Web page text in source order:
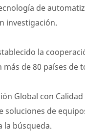
de
investigación.
la
más de 80 países de
Global con
soluciones de
la búsqueda.